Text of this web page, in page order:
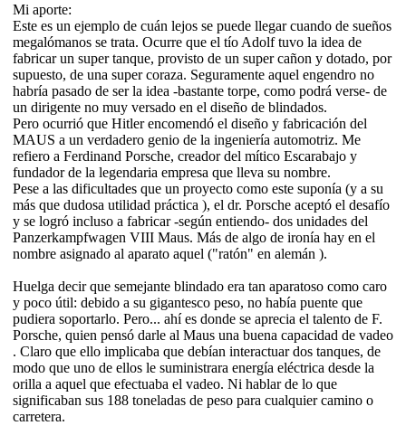
Mi aporte:
Este es un ejemplo de cuán lejos se puede llegar cuando de sueños
megalómanos se trata. Ocurre que el tío Adolf tuvo la idea de
fabricar un super tanque, provisto de un super cañon y dotado, por
supuesto, de una super coraza. Seguramente aquel engendro no
habría pasado de ser la idea -bastante torpe, como podrá verse- de
un dirigente no muy versado en el diseño de blindados.
Pero ocurrió que Hitler encomendó el diseño y fabricación del
MAUS a un verdadero genio de la ingeniería automotriz. Me
refiero a Ferdinand Porsche, creador del mítico Escarabajo y
fundador de la legendaria empresa que lleva su nombre.
Pese a las dificultades que un proyecto como este suponía (y a su
más que dudosa utilidad práctica ), el dr. Porsche aceptó el desafío
y se logró incluso a fabricar -según entiendo- dos unidades del
Panzerkampfwagen VIII Maus. Más de algo de ironía hay en el
nombre asignado al aparato aquel ("ratón" en alemán ).
Huelga decir que semejante blindado era tan aparatoso como caro
y poco útil: debido a su gigantesco peso, no había puente que
pudiera soportarlo. Pero... ahí es donde se aprecia el talento de F.
Porsche, quien pensó darle al Maus una buena capacidad de vadeo
. Claro que ello implicaba que debían interactuar dos tanques, de
modo que uno de ellos le suministrara energía eléctrica desde la
orilla a aquel que efectuaba el vadeo. Ni hablar de lo que
significaban sus 188 toneladas de peso para cualquier camino o
carretera.